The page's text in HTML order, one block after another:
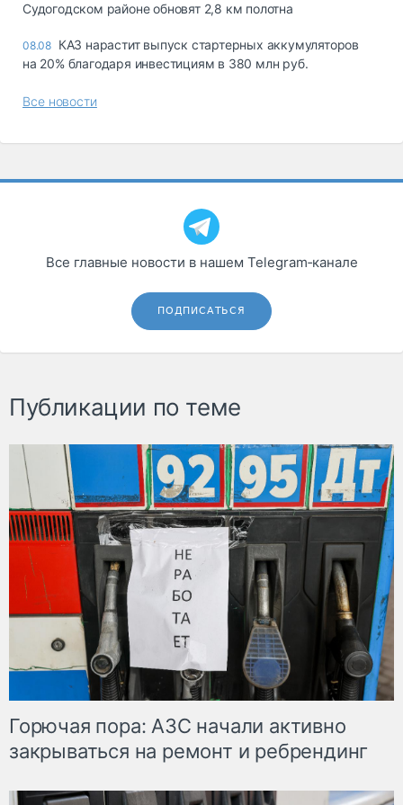
Судогодском районе обновят 2,8 км полотна
08.08 КАЗ нарастит выпуск стартерных аккумуляторов
на 20% благодаря инвестициям в 380 млн руб.
Все новости
Все главные новости в нашем Telegram‑канале
ПОДПИСАТЬСЯ
Публикации по теме
Горючая пора: АЗС начали активно
закрываться на ремонт и ребрендинг